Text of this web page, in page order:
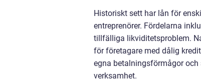
Historiskt sett har lån för
entreprenörer. Fördelarna
tillfälliga likviditetsproblem.
för företagare med dålig
egna betalningsförmågor
verksamhet.